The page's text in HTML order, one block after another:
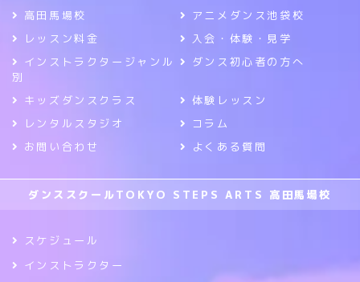
高田馬場校
アニメダンス池袋校
レッスン料金
入会・体験・見学
インストラクタージャンル
別
ダンス初心者の方へ
キッズダンスクラス
体験レッスン
レンタルスタジオ
コラム
お問い合わせ
よくある質問
ダンススクールTOKYO STEPS ARTS 高田馬場校
スケジュール
インストラクター